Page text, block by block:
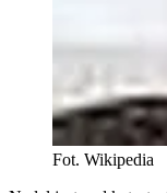
Fot. Wikipedia